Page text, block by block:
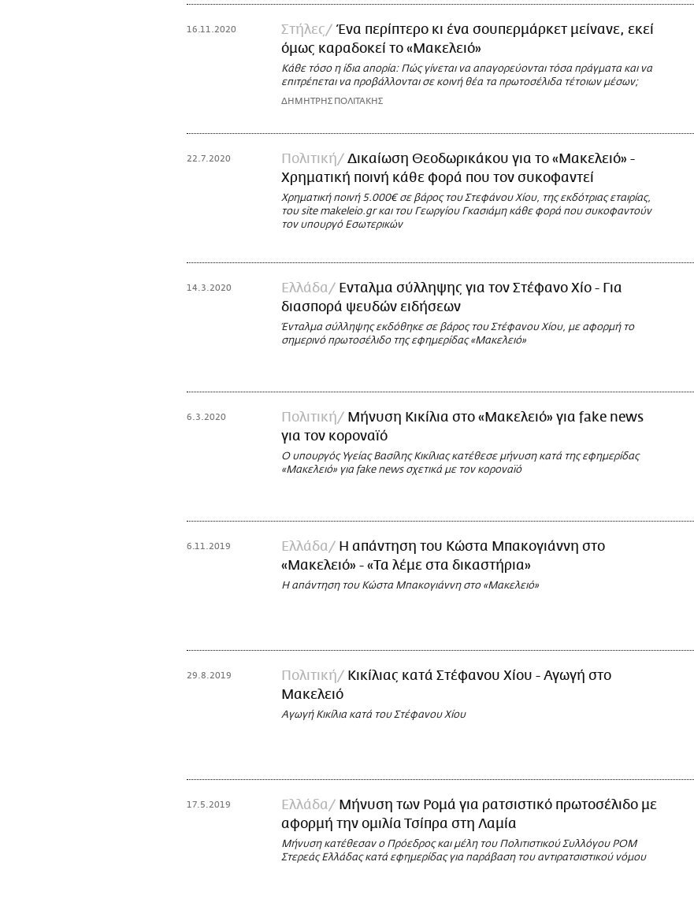
16.11.2020 Στήλες
Ένα περίπτερο κι ένα σουπερμάρκετ μείνανε, εκεί
όμως καραδοκεί το «Μακελειό»
Κάθε τόσο η ίδια απορία: Πώς γίνεται να απαγορεύονται τόσα πράγματα και να
επιτρέπεται να προβάλλονται σε κοινή θέα τα πρωτοσέλιδα τέτοιων μέσων;
ΔΗΜΗΤΡΗΣ ΠΟΛΙΤΑΚΗΣ
22.7.2020 Πολιτική
Δικαίωση Θεοδωρικάκου για το «Μακελειό» -
Χρηματική ποινή κάθε φορά που τον συκοφαντεί
Χρηματική ποινή 5.000€ σε βάρος του Στεφάνου Χίου, της εκδότριας εταιρίας,
του site makeleio.gr και του Γεωργίου Γκασιάμη κάθε φορά που συκοφαντούν
τον υπουργό Εσωτερικών
14.3.2020 Ελλάδα
Ενταλμα σύλληψης για τον Στέφανο Χίο - Για
διασπορά ψευδών ειδήσεων
Ένταλμα σύλληψης εκδόθηκε σε βάρος του Στέφανου Χίου, με αφορμή το
σημερινό πρωτοσέλιδο της εφημερίδας «Μακελειό»
6.3.2020 Πολιτική
Μήνυση Κικίλια στο «Μακελειό» για fake news
για τον κοροναϊό
Ο υπουργός Υγείας Βασίλης Κικίλιας κατέθεσε μήνυση κατά της εφημερίδας
«Μακελειό» για fake news σχετικά με τον κοροναϊό
6.11.2019 Ελλάδα
Η απάντηση του Κώστα Μπακογιάννη στο
«Μακελειό» - «Τα λέμε στα δικαστήρια»
Η απάντηση του Κώστα Μπακογιάννη στο «Μακελειό»
29.8.2019 Πολιτική
Κικίλιας κατά Στέφανου Χίου - Αγωγή στο
Μακελειό
Αγωγή Κικίλια κατά του Στέφανου Χίου
17.5.2019 Ελλάδα
Μήνυση των Ρομά για ρατσιστικό πρωτοσέλιδο με
αφορμή την ομιλία Τσίπρα στη Λαμία
Μήνυση κατέθεσαν ο Πρόεδρος και μέλη του Πολιτιστικού Συλλόγου ΡΟΜ
Στερεάς Ελλάδας κατά εφημερίδας για παράβαση του αντιρατσιστικού νόμου